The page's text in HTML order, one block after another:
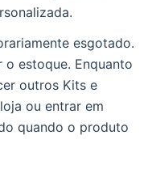
esgotado.
estoque. Enquanto
outros Kits e
ou entrar em
quando o produto